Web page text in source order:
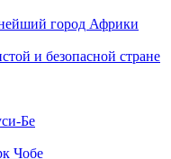
город Африки
и безопасной стране
Бе
Чобе